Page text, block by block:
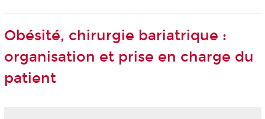
Obésité, chirurgie bariatrique :
organisation et prise en charge du
patient